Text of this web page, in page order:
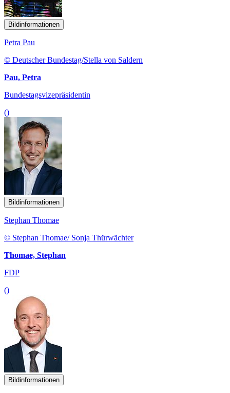
Bildinformationen
Petra Pau
© Deutscher Bundestag/Stella von Saldern
Pau, Petra
Bundestagsvizepräsidentin
()
Bildinformationen
Stephan Thomae
© Stephan Thomae/ Sonja Thürwächter
Thomae, Stephan
FDP
()
Bildinformationen